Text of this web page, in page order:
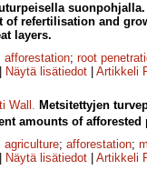
suonpohjalla.
of refertilisation and
layers.
afforestation; root
Näytä lisätiedot Artikkeli
Wall . Metsitettyjen
amounts of
agriculture; afforestation;
Näytä lisätiedot Artikkeli